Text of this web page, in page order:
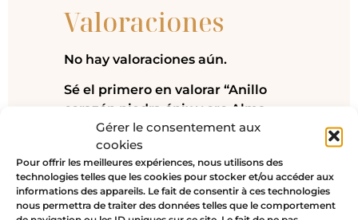
Gérer le consentement aux
cookies
Pour offrir les meilleures expériences, nous utilisons des
technologies telles que les cookies pour stocker et/ou accéder aux
informations des appareils. Le fait de consentir à ces technologies
nous permettra de traiter des données telles que le comportement
Valoraciones
No hay valoraciones aún.
Sé el primero en valorar “Anillo
corazón piedra ónix y oro Alma
Profunda”
Tu dirección de correo electrónico
no será publicada. Los campos
obligatorios están marcados con*
Tu valoración*